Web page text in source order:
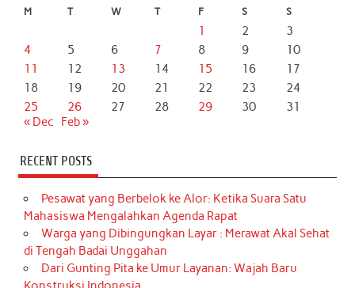
M T W T F S S
1 2
3
4
5 6 7 8 9
10
11
12 13 14 15 16
17
18
19 20 21 22 23
24
25
26 27 28 29 30
31
« Dec
Feb »
RECENT POSTS
Pesawat yang Berbelok ke Alor: Ketika Suara Satu
Mahasiswa Mengalahkan Agenda Rapat
Warga yang Dibingungkan Layar : Merawat Akal Sehat
di Tengah Badai Unggahan
Dari Gunting Pita ke Umur Layanan: Wajah Baru